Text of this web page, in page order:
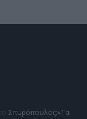
Σπυρόπουλος:«Τα